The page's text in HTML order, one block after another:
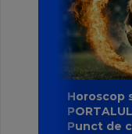
Horoscop
Punct de